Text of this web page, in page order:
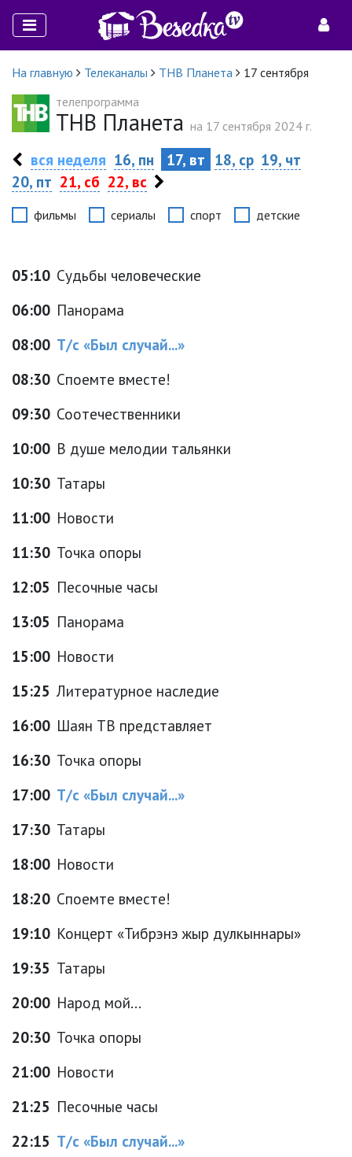
На главную Телеканалы ТНВ Планета
17 сентября
телепрограмма
ТНВ Планета на 17 сентября 2024 г.
вся неделя 16, пн 17, вт 18, ср 19, чт
20, пт 21, сб 22, вс
фильмы сериалы спорт детские
05:10 Судьбы человеческие
06:00 Панорама
08:00 Т/с «Был случай...»
08:30 Споемте вместе!
09:30 Соотечественники
10:00 В душе мелодии тальянки
10:30 Татары
11:00 Новости
11:30 Точка опоры
12:05 Песочные часы
13:05 Панорама
15:00 Новости
15:25 Литературное наследие
16:00 Шаян ТВ представляет
16:30 Точка опоры
17:00 Т/с «Был случай...»
17:30 Татары
18:00 Новости
18:20 Споемте вместе!
19:10 Концерт «Тибрэнэ жыр дулкыннары»
19:35 Татары
20:00 Народ мой...
20:30 Точка опоры
21:00 Новости
21:25 Песочные часы
22:15 Т/с «Был случай...»